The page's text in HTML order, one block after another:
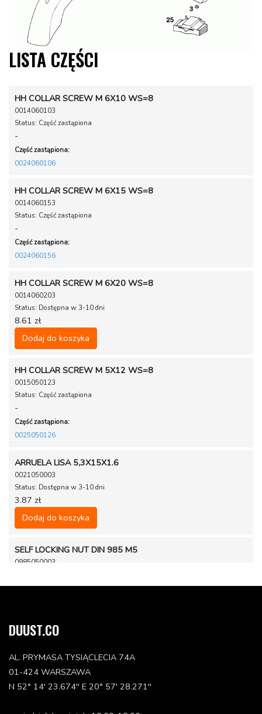
LISTA CZĘŚCI
HH COLLAR SCREW M 6X10 WS=8
0014060103
Status: Część zastąpiona
-
Część zastąpiona:
0024060106
HH COLLAR SCREW M 6X15 WS=8
0014060153
Status: Część zastąpiona
-
Część zastąpiona:
0024060156
HH COLLAR SCREW M 6X20 WS=8
0014060203
Status: Dostępna w 3-10 dni
8.61 zł
Dodaj do koszyka
HH COLLAR SCREW M 5X12 WS=8
0015050123
Status: Część zastąpiona
-
Część zastąpiona:
0025050126
ARRUELA LISA 5,3X15X1.6
0021050003
Status: Dostępna w 3-10 dni
3.87 zł
Dodaj do koszyka
SELF LOCKING NUT DIN 985 M5
0985050003
6.09 zł
FLAT HEAD SCR. DIN7991-M 6X16
Status: Dostępna w 3-10 dni
6.09 zł
Dodaj do koszyka
DUUST.CO
AL. PRYMASA TYSIĄCLECIA 74A
01-424 WARSZAWA
N 52° 14' 23.674'' E 20° 57' 28.271''